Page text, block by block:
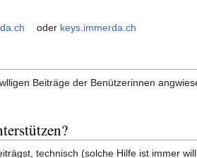
oder keys.immerda.ch
Beiträge der Benützerinnen
technisch (solche Hilfe ist immer